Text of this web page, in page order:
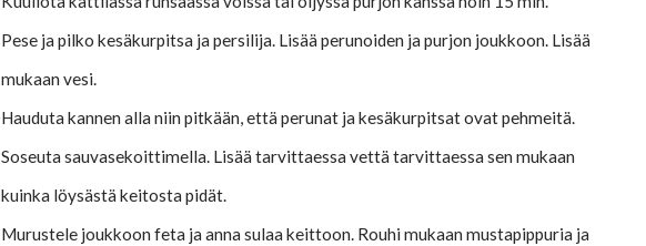
Pese ja pilko kesäkurpitsa ja persilija. Lisää perunoiden ja purjon joukkoon. Lisää
mukaan vesi.
Hauduta kannen alla niin pitkään, että perunat ja kesäkurpitsat ovat pehmeitä.
Soseuta sauvasekoittimella. Lisää tarvittaessa vettä tarvittaessa sen mukaan
kuinka löysästä keitosta pidät.
Murustele joukkoon feta ja anna sulaa keittoon. Rouhi mukaan mustapippuria ja